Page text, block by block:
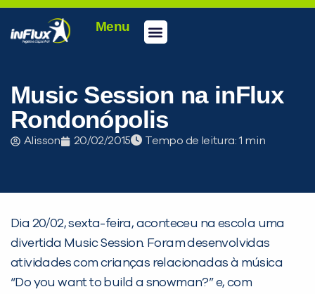
Menu
Music Session na inFlux
Rondonópolis
Alisson 20/02/2015 Tempo de leitura:
Dia 20/02, sexta-feira, aconteceu na escola uma
divertida Music Session. Foram desenvolvidas
atividades com crianças relacionadas à música
“Do you want to build a snowman?” e, com
PEÇA UMA DEMONSTRAÇÃO DE MÉTODO